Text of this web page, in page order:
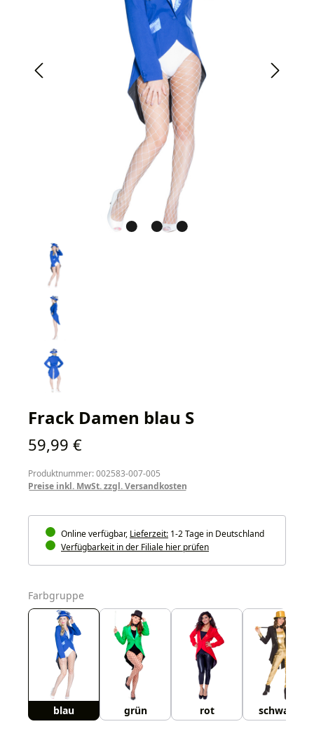
Frack Damen blau S
Regulärer Preis:
59,99 €
Produktnummer: 002583-007-005
Preise inkl. MwSt. zzgl. Versandkosten
Online verfügbar, Lieferzeit: 1-2 Tage in Deutschland
Verfügbarkeit in der Filiale hier prüfen
Farbgruppe
blau grün rot schwarz